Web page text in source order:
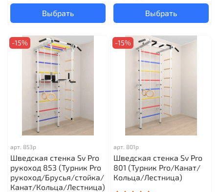
Выбрать Выбрать
-15%
арт. 853р
Шведская стенка Sv Pro
рукоход 853 (Турник Pro
рукоход/Брусья/стойка/
Канат/Кольца/Лестница)
-15%
арт. 801р
Шведская стенка Sv Pro
801 (Турник Pro/Канат/
Кольца/Лестница)